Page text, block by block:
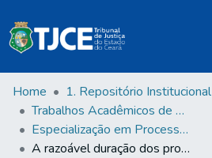
Home
1. Repositório Institucional
Trabalhos Acadêmicos de Pós-Graduação
Especialização em Processo Civil
A razoável duração dos processos: precedentes e gestão das demandas repetitivas e os grandes litigantes